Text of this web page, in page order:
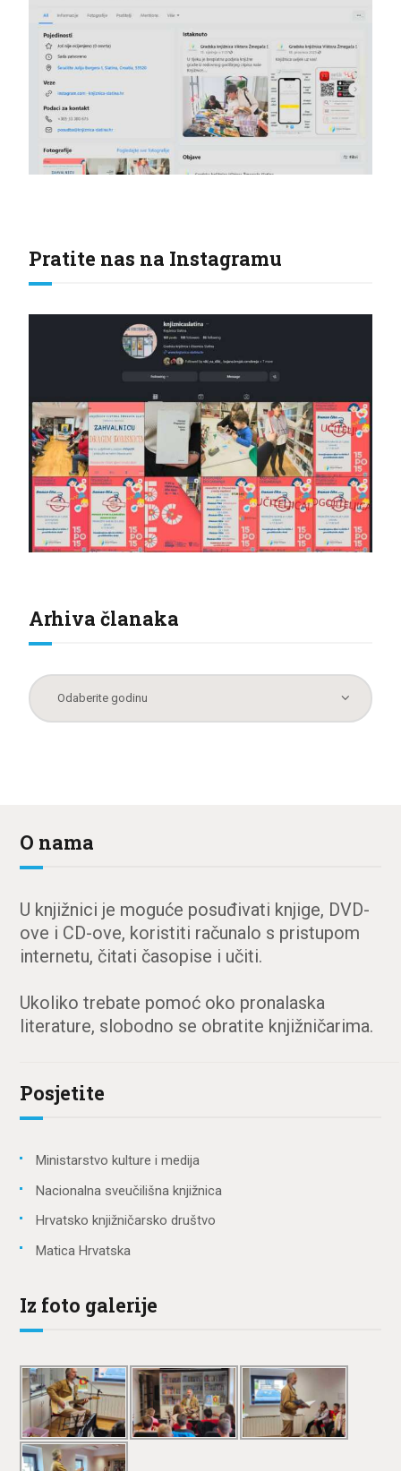
Pratite nas na Instagramu
Arhiva članaka
O nama
U knjižnici je moguće posuđivati knjige, DVD-
ove i CD-ove, koristiti računalo s pristupom
internetu, čitati časopise i učiti.
Ukoliko trebate pomoć oko pronalaska
literature, slobodno se obratite knjižničarima.
Posjetite
Ministarstvo kulture i medija
Nacionalna sveučilišna knjižnica
Hrvatsko knjižničarsko društvo
Matica Hrvatska
Iz foto galerije